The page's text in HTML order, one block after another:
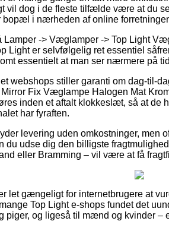
vil dog i de fleste tilfælde være at du
bopæl i nærheden af online
Lamper -> Væglamper -> Top Light
Light er selvfølgelig ret essentiel
essentielt at man ser nærmere på
webshops stiller garanti om dag-til-
Fix Væglampe Halogen Mat
inden et aftalt klokkeslæt, så at de
har fyraften.
levering uden omkostninger, men
du udse dig den billigste
eller Bramming – vil være at få
let gængeligt for internetbrugere at
Top Light e-shops fundet det
piger, og ligeså til mænd og kvinder –